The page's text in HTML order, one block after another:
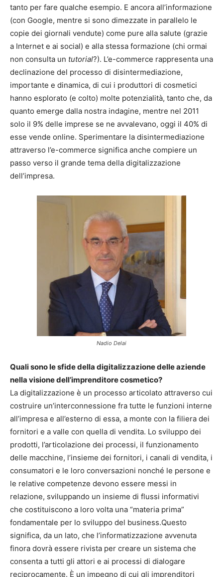
tanto per fare qualche esempio. E ancora all’informazione
(con Google, mentre si sono dimezzate in parallelo le
copie dei giornali vendute) come pure alla salute (grazie
a Internet e ai social) e alla stessa formazione (chi ormai
non consulta un tutorial?). L’e-commerce rappresenta una
declinazione del processo di disintermediazione,
importante e dinamica, di cui i produttori di cosmetici
hanno esplorato (e colto) molte potenzialità, tanto che, da
quanto emerge dalla nostra indagine, mentre nel 2011
solo il 9% delle imprese se ne avvalevano, oggi il 40% di
esse vende online. Sperimentare la disintermediazione
attraverso l’e-commerce significa anche compiere un
passo verso il grande tema della digitalizzazione
dell’impresa.
Nadio Delai
Quali sono le sfide della digitalizzazione delle aziende
nella visione dell’imprenditore cosmetico?
La digitalizzazione è un processo articolato attraverso cui
costruire un’interconnessione fra tutte le funzioni interne
all’impresa e all’esterno di essa, a monte con la filiera dei
fornitori e a valle con quella di vendita. Lo sviluppo dei
prodotti, l’articolazione dei processi, il funzionamento
delle macchine, l’insieme dei fornitori, i canali di vendita, i
consumatori e le loro conversazioni nonché le persone e
le relative competenze devono essere messi in
relazione, sviluppando un insieme di flussi informativi
che costituiscono a loro volta una “materia prima”
fondamentale per lo sviluppo del business.Questo
significa, da un lato, che l’informatizzazione avvenuta
finora dovrà essere rivista per creare un sistema che
consenta a tutti gli attori e ai processi di dialogare
reciprocamente. È un impegno di cui gli imprenditori